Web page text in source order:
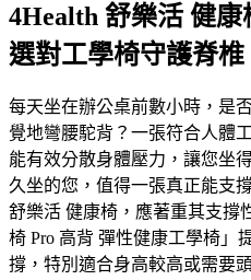
4Health 舒樂活 健康
選對工學椅守護脊椎
每天坐在辦公桌前數小時，是
覺地彎腰駝背？一張符合人體
能有效分散身體壓力，讓您坐
久坐的您，值得一張真正能支
舒樂活 健康椅，應著重其支撐
椅 Pro 高背 彈性健康工學椅」
撐，特別適合身高較高或需要